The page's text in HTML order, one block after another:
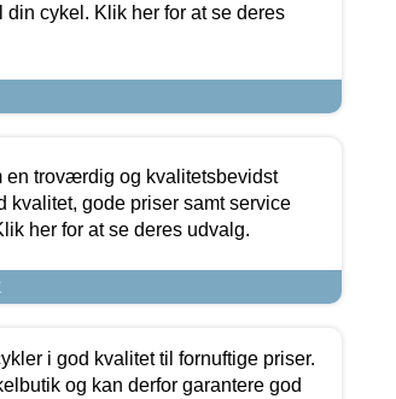
cykel. Klik her for at se deres
en troværdig og kvalitetsbevidst
kvalitet, gode priser samt service
her for at se deres udvalg.
i god kvalitet til fornuftige priser.
og kan derfor garantere god